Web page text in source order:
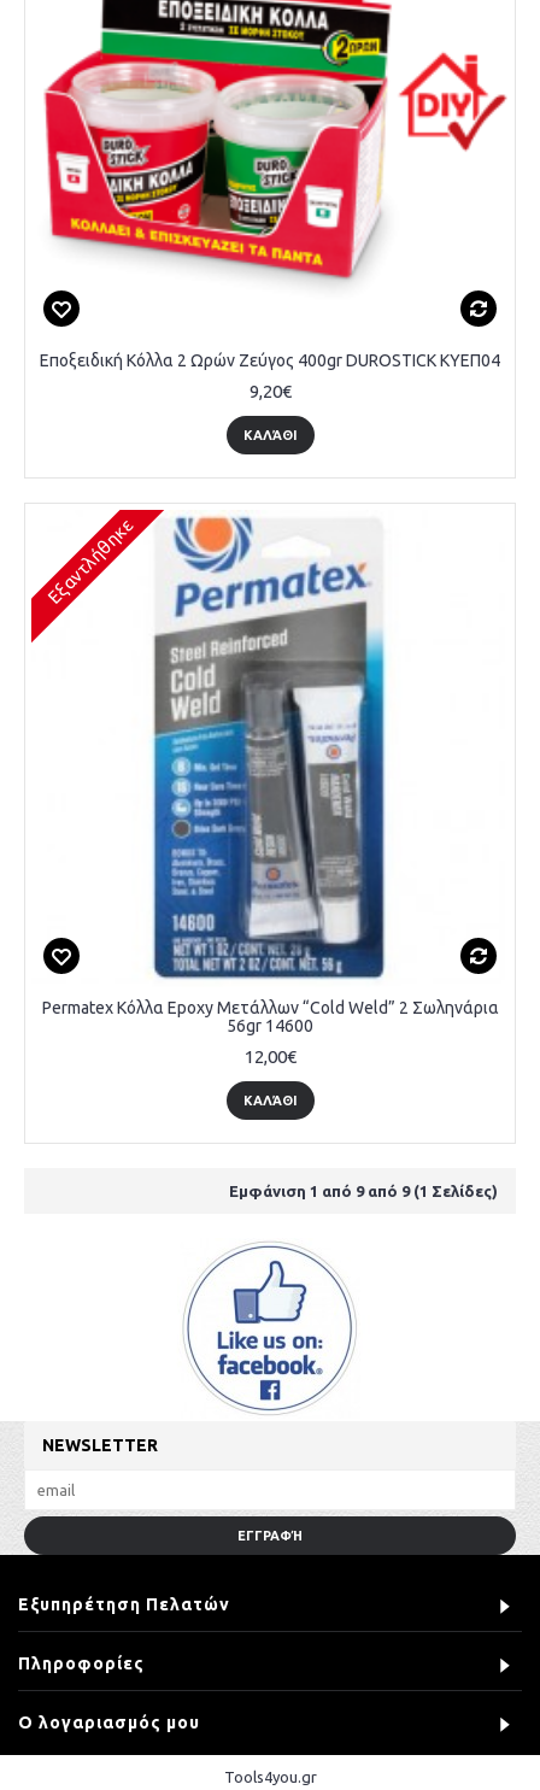
Εποξειδική Κόλλα 2 Ωρών Ζεύγος 400gr DUROSTICK ΚΥΕΠ04
9,20€
ΚΑΛΆΘΙ
Εξαντλήθηκε
Permatex Κόλλα Epoxy Μετάλλων “Cold Weld” 2 Σωληνάρια
56gr 14600
12,00€
ΚΑΛΆΘΙ
Εμφάνιση 1 από 9 από 9 (1 Σελίδες)
NEWSLETTER
ΕΓΓΡΑΦΉ
Εξυπηρέτηση Πελατών
Πληροφορίες
Ο λογαριασμός μου
Tools4you.gr